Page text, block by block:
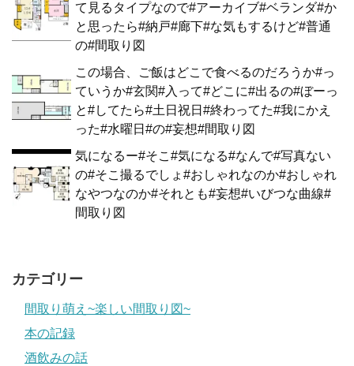
て見るタイプなので#アーカイブ#ベランダ#か
と思ったら#納戸#廊下#な気もするけど#普通
の#間取り図
この場合、ご飯はどこで食べるのだろうか#っ
ていうか#玄関#入って#どこに#出るの#ぼーっ
と#してたら#土日祝日#終わってた#我にかえ
った#水曜日#の#妄想#間取り図
気になるー#そこ#気になる#なんで#写真ない
の#そこ撮るでしょ#おしゃれなのか#おしゃれ
なやつなのか#それとも#妄想#いびつな曲線#
間取り図
カテゴリー
間取り萌え~楽しい間取り図~
本の記録
酒飲みの話